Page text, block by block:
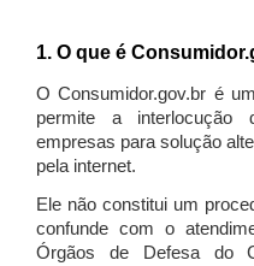
1. O que é
O Consumidor.gov.br é
permite a interlocução
empresas para solução
pela internet.
Ele não constitui um
confunde com o
Órgãos de Defesa do